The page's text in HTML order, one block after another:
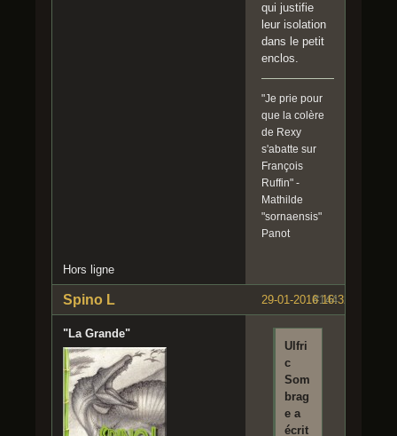
qui justifie
leur isolation
dans le petit
enclos.
"Je prie pour
que la colère
de Rexy
s'abatte sur
François
Ruffin" -
Mathilde
"sornaensis"
Panot
Hors ligne
#144
29-01-2016 16:32:27
Spino L
"La Grande"
Ulfri
c
Som
brag
e a
écrit